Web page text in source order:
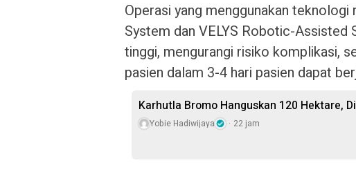
Operasi yang menggunakan
System dan VELYS Robotic-
tinggi, mengurangi risiko komplikasi,
pasien dalam 3-4 hari pasien dapat
Karhutla Bromo Hanguskan 120 Hektare,
Yobie Hadiwijaya 22 jam